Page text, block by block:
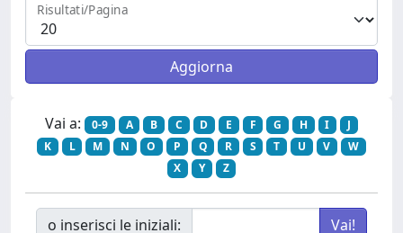
Risultati/Pagina
Vai a: 0-9 A B C D E F G H I
J
K
L M N O P Q R S T U V
W
X
Y Z
o inserisci le iniziali: